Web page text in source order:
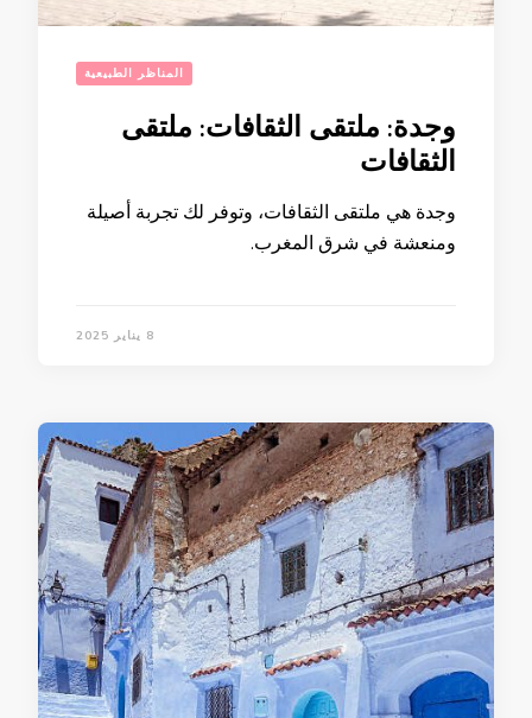
المناظر الطبيعية
وجدة: ملتقى الثقافات: ملتقى
الثقافات
وجدة هي ملتقى الثقافات، وتوفر لك تجربة أصيلة
ومنعشة في شرق المغرب.
8 يناير 2025